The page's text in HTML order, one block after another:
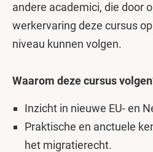
andere academici, die door
werkervaring deze cursus
niveau kunnen volgen.
Waarom deze cursus
Inzicht in nieuwe EU- en
Praktische en anctuele
het migratierecht.